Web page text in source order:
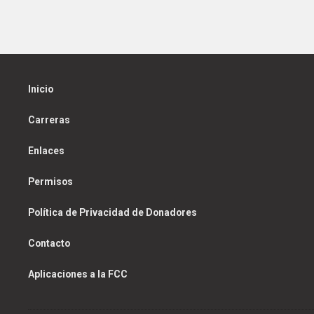
Inicio
Carreras
Enlaces
Permisos
Política de Privacidad de Donadores
Contacto
Aplicaciones a la FCC